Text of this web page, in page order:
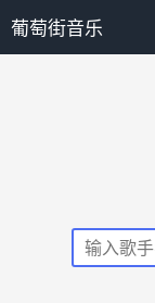
葡萄街音乐